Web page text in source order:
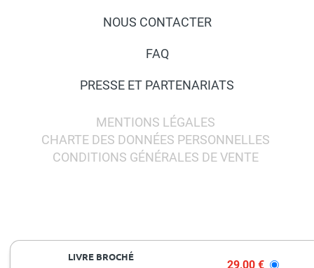
LIVRE BROCHÉ
29,00 €
NOUS CONTACTER
FAQ
PRESSE ET PARTENARIATS
MENTIONS LÉGALES
CHARTE DES DONNÉES PERSONNELLES
CONDITIONS GÉNÉRALES DE VENTE